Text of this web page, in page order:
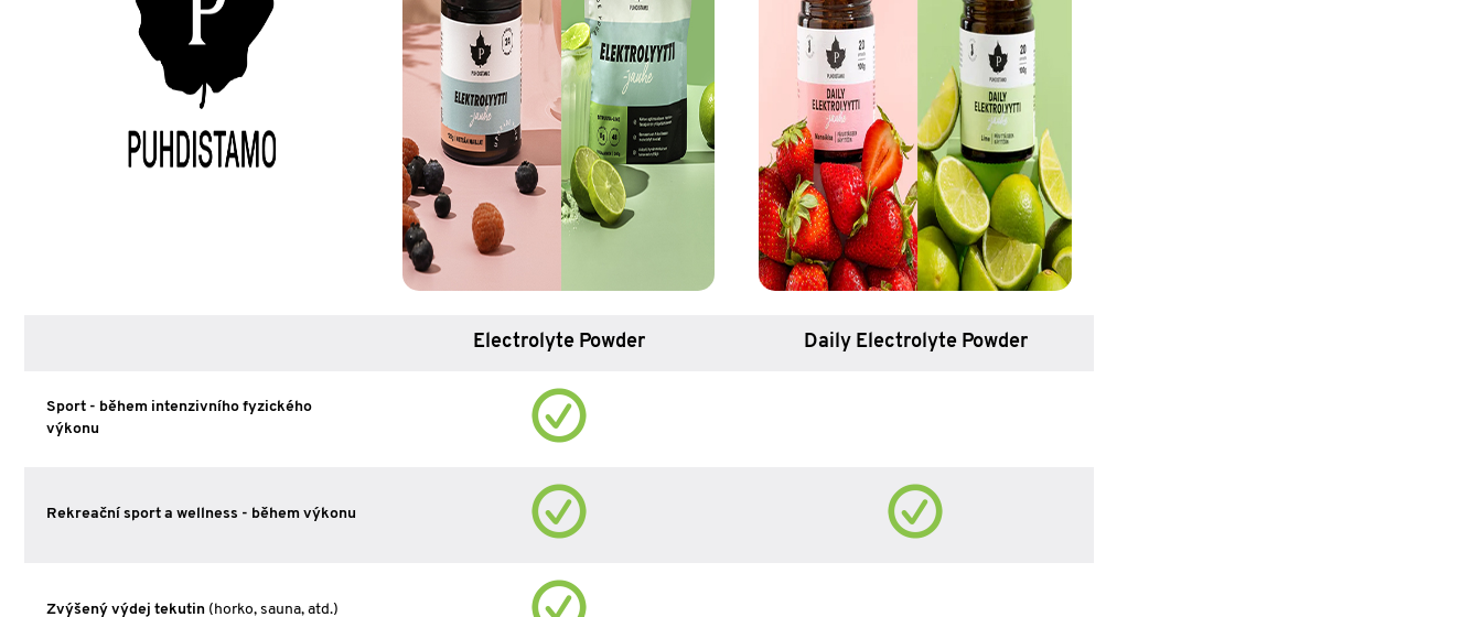
Electrolyte Powder Daily Electrolyte Powder
Sport - během intenzivního fyzického
výkonu
Rekreační sport a wellness - během výkonu
Zvýšený výdej tekutin (horko, sauna, atd.)